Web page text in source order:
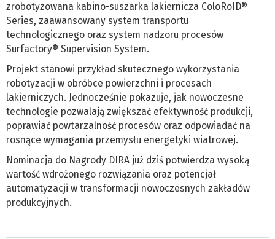
zrobotyzowana kabino-suszarka lakiernicza ColoRoID®
Series, zaawansowany system transportu
technologicznego oraz system nadzoru procesów
Surfactory® Supervision System.
Projekt stanowi przykład skutecznego wykorzystania
robotyzacji w obróbce powierzchni i procesach
lakierniczych. Jednocześnie pokazuje, jak nowoczesne
technologie pozwalają zwiększać efektywność produkcji,
poprawiać powtarzalność procesów oraz odpowiadać na
rosnące wymagania przemysłu energetyki wiatrowej.
Nominacja do Nagrody DIRA już dziś potwierdza wysoką
wartość wdrożonego rozwiązania oraz potencjał
automatyzacji w transformacji nowoczesnych zakładów
produkcyjnych.